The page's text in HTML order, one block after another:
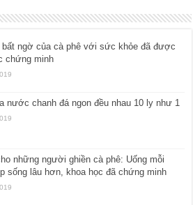
ngờ của cà phê với sức khỏe đã được
chứng minh
nước chanh đá ngon đều nhau 10 ly như 1
những người ghiền cà phê: Uống mỗi
sống lâu hơn, khoa học đã chứng minh